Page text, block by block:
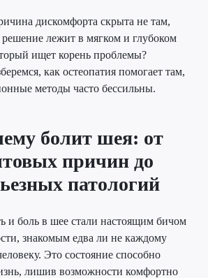
дискомфорта скрыта не там,
решение лежит в мягком и глубоком
ищет корень проблемы?
как остеопатия помогает там,
методы часто бессильны.
болит шея: от
причин до
патологий
и боль в шее стали настоящим бичом
знакомым едва ли не каждому
Это состояние способно
лишив возможности комфортно